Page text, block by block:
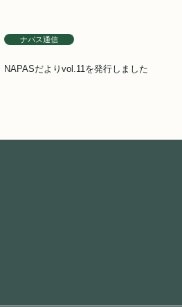
ナパス通信
NAPASだよりvol.11を発行しました